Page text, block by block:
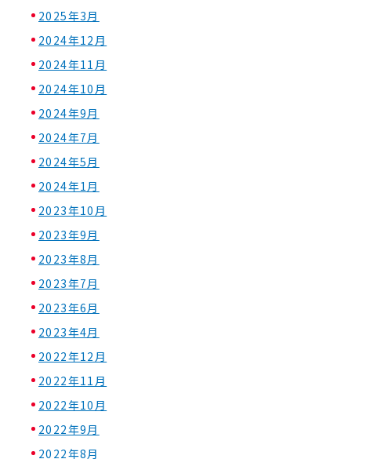
2025年3月
2024年12月
2024年11月
2024年10月
2024年9月
2024年7月
2024年5月
2024年1月
2023年10月
2023年9月
2023年8月
2023年7月
2023年6月
2023年4月
2022年12月
2022年11月
2022年10月
2022年9月
2022年8月